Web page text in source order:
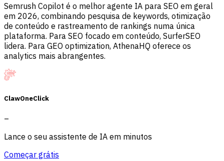
Semrush Copilot é o melhor agente IA para SEO em geral
em 2026, combinando pesquisa de keywords, otimização
de conteúdo e rastreamento de rankings numa única
plataforma. Para SEO focado em conteúdo, SurferSEO
lidera. Para GEO optimization, AthenaHQ oferece os
analytics mais abrangentes.
ClawOneClick
–
Lance o seu assistente de IA em minutos
Começar grátis